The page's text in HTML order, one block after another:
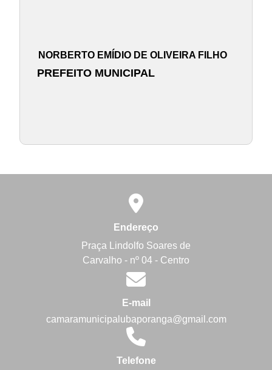
NORBERTO EMÍDIO DE OLIVEIRA FILHO
PREFEITO MUNICIPAL
Endereço
Praça Lindolfo Soares de
Carvalho - nº 04 - Centro
E-mail
camaramunicipalubaporanga@gmail.com
Telefone